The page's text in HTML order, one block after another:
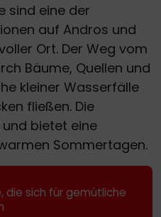
sind eine der
auf Andros und
Ort. Der Weg vom
Bäume, Quellen und
kleiner Wasserfälle
fließen. Die
bietet eine
Sommertagen.
die sich für gemütliche